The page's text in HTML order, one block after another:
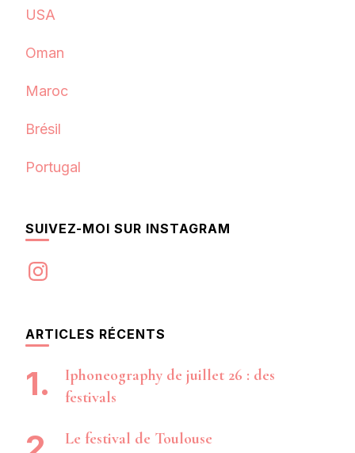
USA
Oman
Maroc
Brésil
Portugal
SUIVEZ-MOI SUR INSTAGRAM
Instagram
ARTICLES RÉCENTS
Iphoneography de juillet 26 : des
festivals
Le festival de Toulouse